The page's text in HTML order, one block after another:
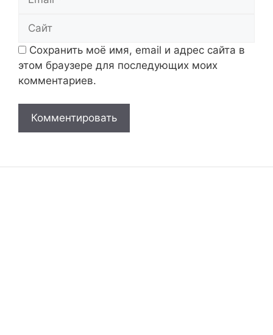
Сохранить моё имя, email и адрес сайта в
этом браузере для последующих моих
комментариев.